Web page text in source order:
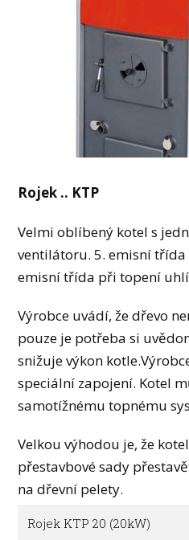
Rojek .. KTP
Velmi oblíbený kotel s
ventilátoru. 5. emisní
emisní třída při topení
Výrobce uvádí, že dřevo
pouze je potřeba si
snižuje výkon
speciální zapojení. Kotel
samotížnému topnému
Velkou výhodou je, že
přestavbové sady
na dřevní pelety.
Rojek KTP 20 (20kW)